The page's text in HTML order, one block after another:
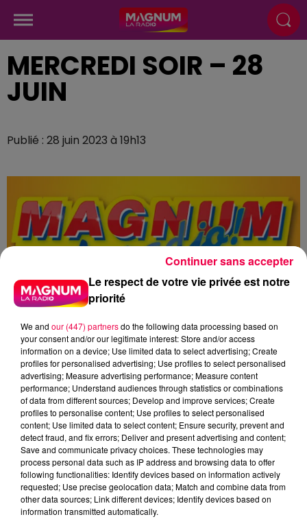
MERCREDI SOIR – 28
JUIN
Publié : 28 juin 2023 à 19h13
Flash infos
Crédit :Flash infos
Le respect de votre vie privée est notre
priorité
We and our (447) partnersdo the following data processing based on
your consent and/or our legitimate interest: Store and/or access
information on a device; Use limited data to select advertising; Create
profiles for personalised advertising; Use profiles to select personalised
advertising; Measure advertising performance; Measure content
performance; Understand audiences through statistics or combinations
of data from different sources; Develop and improve services; Create
profiles to personalise content; Use profiles to select personalised
content; Use limited data to select content; Ensure security, prevent and
detect fraud, and fix errors; Deliver and present advertising and content;
Save and communicate privacy choices. These technologies may
process personal data such as IP address and browsing data to offer
following functionalities: Identify devices based on information actively
requested; Use precise geolocation data; Match and combine data from
other data sources; Link different devices; Identify devices based on
information transmitted automatically.
Continuer sans accepter